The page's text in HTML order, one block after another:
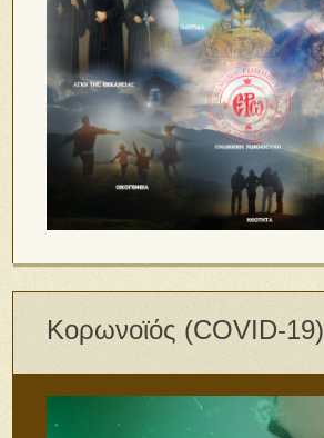
Κορωνοϊός (COVID-19)